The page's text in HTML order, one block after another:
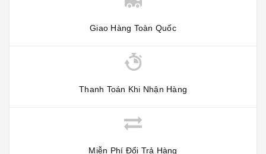
Giao Hàng Toàn Quốc
Thanh Toán Khi Nhận Hàng
Miễn Phí Đổi Trả Hàng